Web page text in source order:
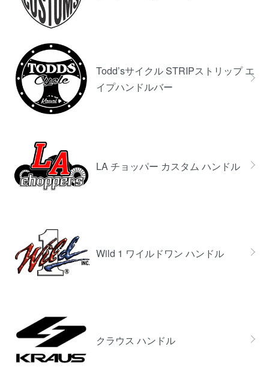
Todd’sサイクル STRIPストリップ エ
イプハンドルバー
LA チョッパー カスタム ハンドル
Wild 1 ワイルドワン ハンドル
クラウス ハンドル